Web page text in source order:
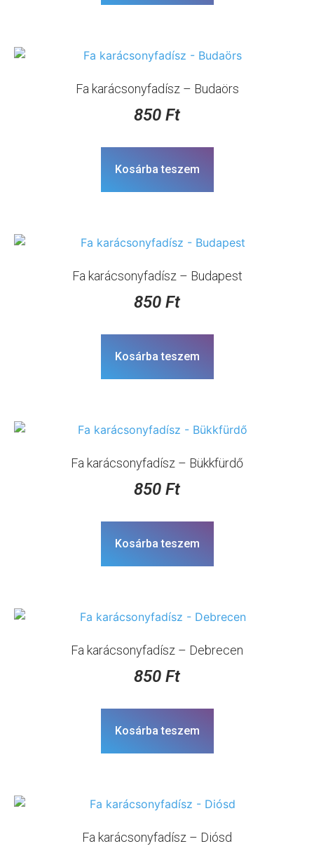
Fa karácsonyfadísz – Budaörs
850 Ft
Kosárba teszem
Fa karácsonyfadísz – Budapest
850 Ft
Kosárba teszem
Fa karácsonyfadísz – Bükkfürdő
850 Ft
Kosárba teszem
Fa karácsonyfadísz – Debrecen
850 Ft
Kosárba teszem
Fa karácsonyfadísz – Diósd